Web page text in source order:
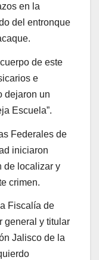
en la
del entronque
de este
e
dejaron un
Escuela”.
Federales de
iniciaron
de localizar y
crimen.
Fiscalía de
general y titular
Jalisco de la